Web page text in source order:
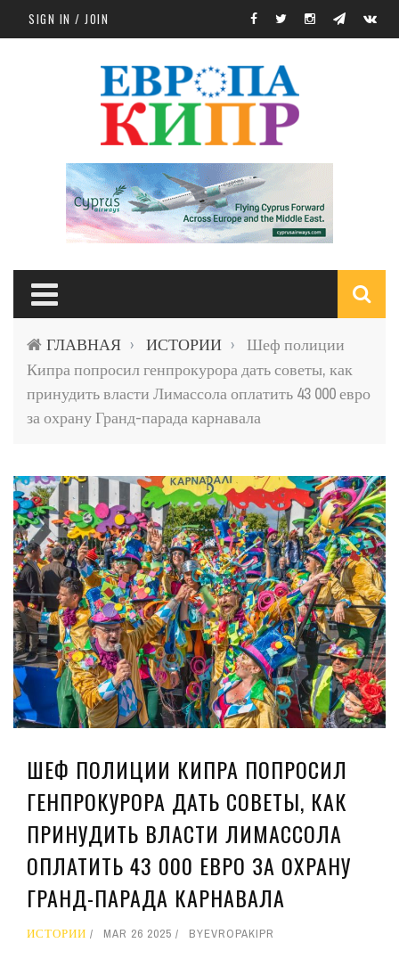
Skip to main content
SIGN IN / JOIN
ГЛАВНАЯ › ИСТОРИИ ›
Шеф полиции
Кипра попросил генпрокурора дать советы, как
принудить власти Лимассола оплатить 43 000 евро
за охрану Гранд-парада карнавала
ШЕФ ПОЛИЦИИ КИПРА ПОПРОСИЛ
ГЕНПРОКУРОРА ДАТЬ СОВЕТЫ, КАК
ПРИНУДИТЬ ВЛАСТИ ЛИМАССОЛА
ОПЛАТИТЬ 43 000 ЕВРО ЗА ОХРАНУ
ГРАНД-ПАРАДА КАРНАВАЛА
ИСТОРИИ MAR 26 2025 BYEVROPAKIPR